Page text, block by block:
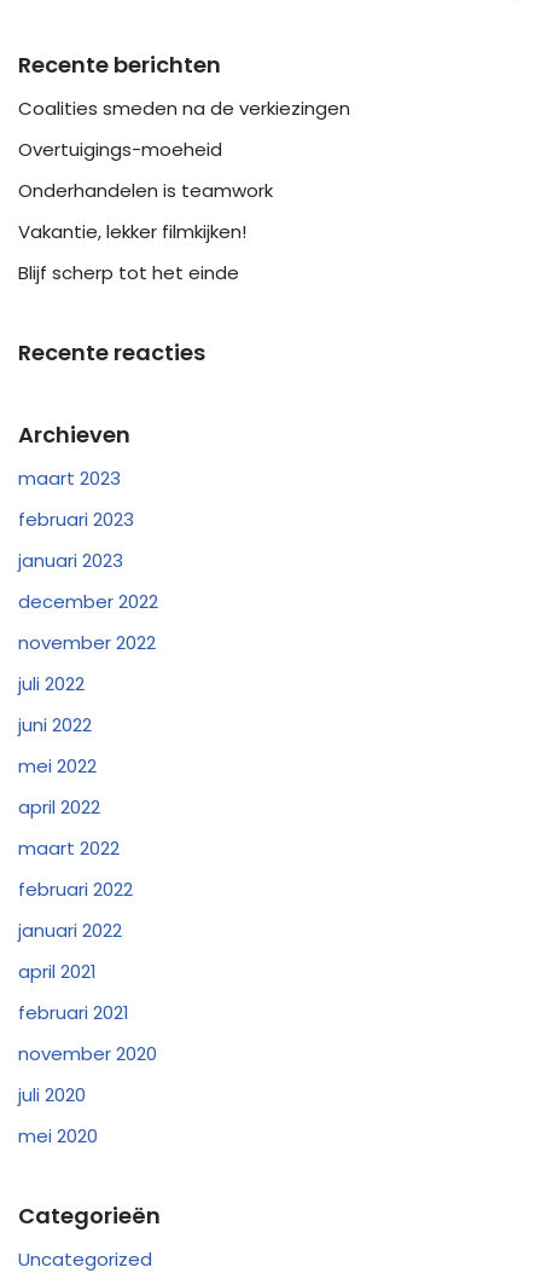
Recente berichten
Coalities smeden na de verkiezingen
Overtuigings-moeheid
Onderhandelen is teamwork
Vakantie, lekker filmkijken!
Blijf scherp tot het einde
Recente reacties
Archieven
maart 2023
februari 2023
januari 2023
december 2022
november 2022
juli 2022
juni 2022
mei 2022
april 2022
maart 2022
februari 2022
januari 2022
april 2021
februari 2021
november 2020
juli 2020
mei 2020
Categorieën
Uncategorized